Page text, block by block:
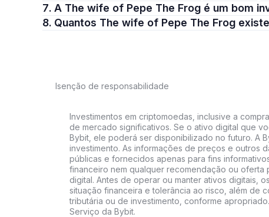
7. A The wife of Pepe The Frog é um bom
8. Quantos The wife of Pepe The Frog
Isenção de responsabilidade
Investimentos em criptomoedas, inclusive a
de mercado significativos. Se o ativo digital que
Bybit, ele poderá ser disponibilizado no futuro. A
investimento. As informações de preços e outros
públicas e fornecidos apenas para fins
financeiro nem qualquer recomendação ou
digital. Antes de operar ou manter ativos digitais,
situação financeira e tolerância ao risco, além de
tributária ou de investimento, conforme
Serviço da Bybit.